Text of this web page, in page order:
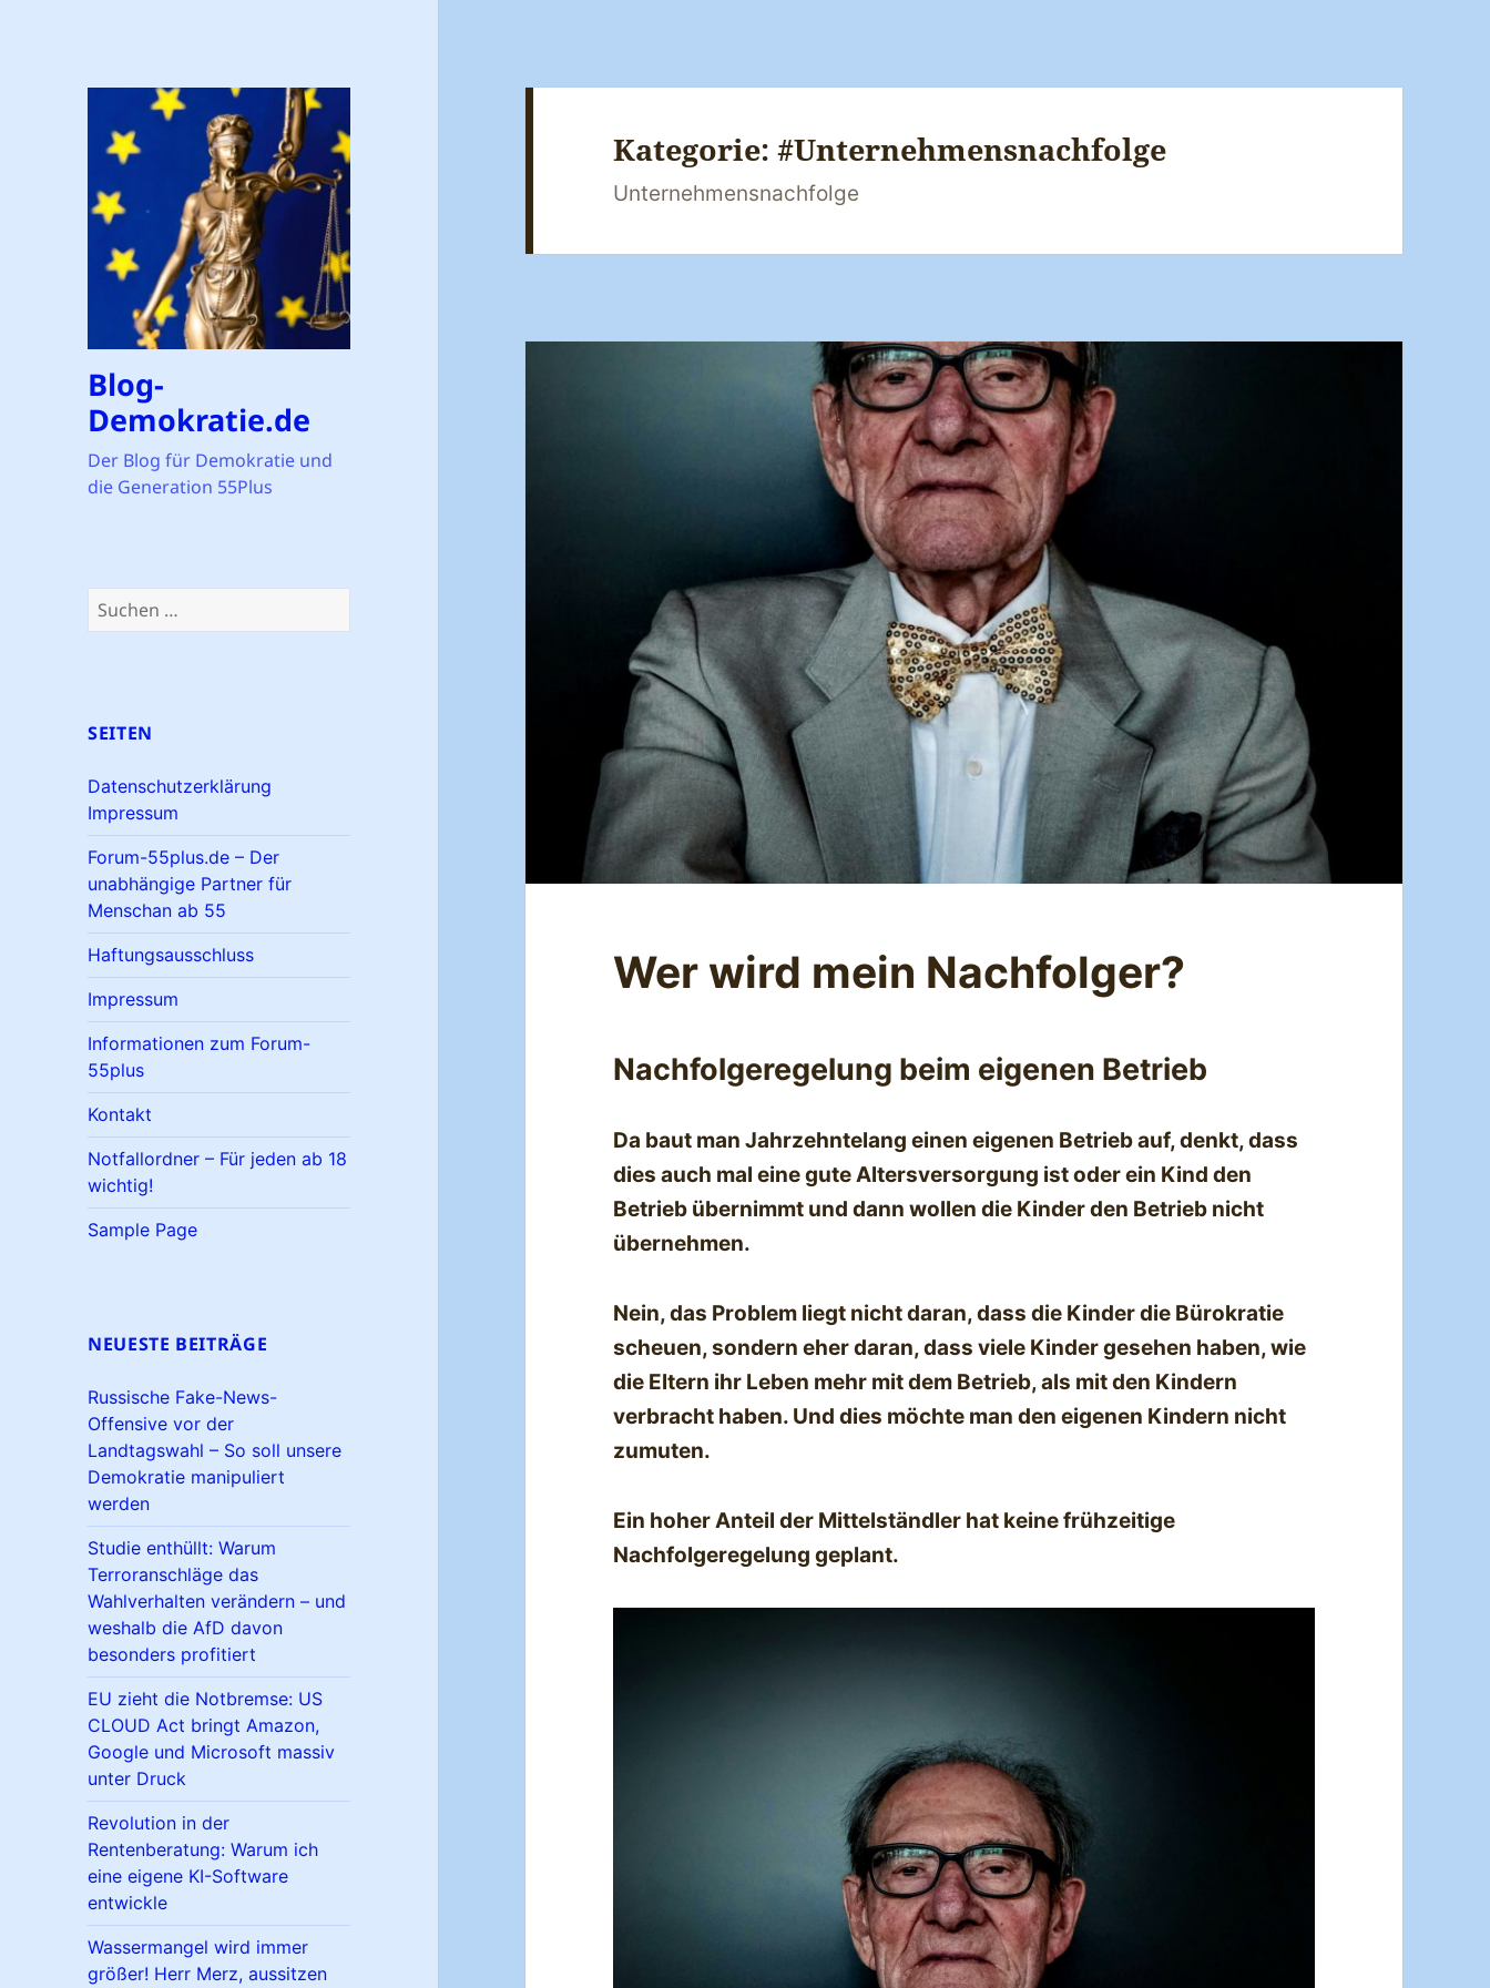
Blog-
Demokratie.de
Der Blog für Demokratie und
die Generation 55Plus
Suchen
nach:
SEITEN
Datenschutzerklärung
Impressum
Forum-55plus.de – Der
unabhängige Partner für
Menschan ab 55
Haftungsausschluss
Impressum
Informationen zum Forum-
55plus
Kontakt
Notfallordner – Für jeden ab 18
wichtig!
Sample Page
NEUESTE BEITRÄGE
Russische Fake-News-
Offensive vor der
Landtagswahl – So soll unsere
Demokratie manipuliert
werden
Studie enthüllt: Warum
Terroranschläge das
Wahlverhalten verändern – und
weshalb die AfD davon
besonders profitiert
EU zieht die Notbremse: US
CLOUD Act bringt Amazon,
Google und Microsoft massiv
unter Druck
Revolution in der
Rentenberatung: Warum ich
eine eigene KI-Software
entwickle
Wassermangel wird immer
größer! Herr Merz, aussitzen
Kategorie:#Unternehmensnachfolge
Unternehmensnachfolge
Wer wird mein Nachfolger?
Nachfolgeregelung beim eigenen Betrieb
Da baut man Jahrzehntelang einen eigenen Betrieb auf, denkt, dass
dies auch mal eine gute Altersversorgung ist oder ein Kind den
Betrieb übernimmt und dann wollen die Kinder den Betrieb nicht
übernehmen.
Nein, das Problem liegt nicht daran, dass die Kinder die Bürokratie
scheuen, sondern eher daran, dass viele Kinder gesehen haben, wie
die Eltern ihr Leben mehr mit dem Betrieb, als mit den Kindern
verbracht haben. Und dies möchte man den eigenen Kindern nicht
zumuten.
Ein hoher Anteil der Mittelständler hat keine frühzeitige
Nachfolgeregelung geplant.